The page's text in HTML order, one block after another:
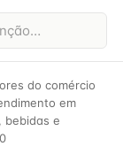
do comércio
em
bebidas e